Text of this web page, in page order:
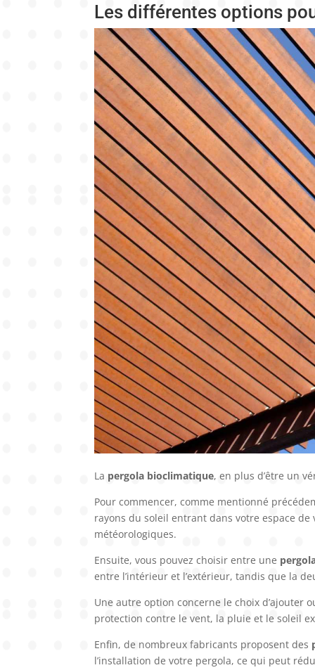
Les différentes options
La pergola bioclimatique, en plus d’être un
Pour commencer, comme mentionné
rayons du soleil entrant dans votre espace
météorologiques.
Ensuite, vous pouvez choisir entre une
entre l’intérieur et l’extérieur, tandis que la
Une autre option concerne le choix d’ajouter
protection contre le vent, la pluie et le soleil
Enfin, de nombreux fabricants proposent des
l’installation de votre pergola, ce qui peut